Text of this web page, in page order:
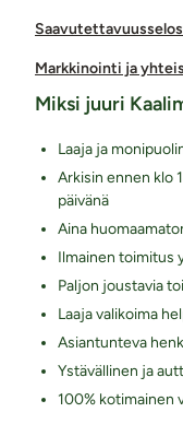
Markkinointi ja
Miksi juuri
Laaja ja
Arkisin ennen klo
päivänä
Aina
Ilmainen toimitus
Paljon joustavia
Laaja valikoima
Asiantunteva
Ystävällinen ja
100% kotimainen